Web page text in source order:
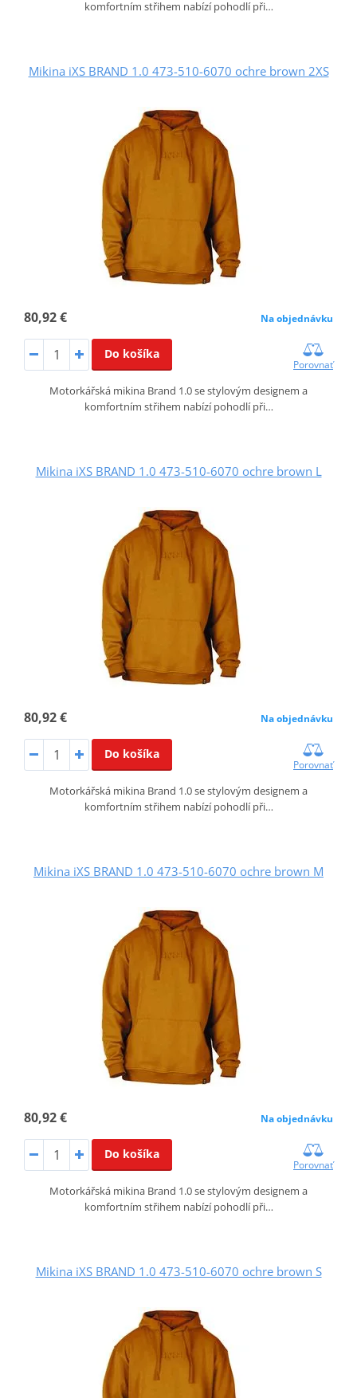
komfortním střihem nabízí pohodlí při…
Mikina iXS BRAND 1.0 473-510-6070 ochre brown 2XS
80,92 € Na objednávku
Do košíka
Porovnať
Motorkářská mikina Brand 1.0 se stylovým designem a
komfortním střihem nabízí pohodlí při…
Mikina iXS BRAND 1.0 473-510-6070 ochre brown L
80,92 € Na objednávku
Do košíka
Porovnať
Motorkářská mikina Brand 1.0 se stylovým designem a
komfortním střihem nabízí pohodlí při…
Mikina iXS BRAND 1.0 473-510-6070 ochre brown M
80,92 € Na objednávku
Do košíka
Porovnať
Motorkářská mikina Brand 1.0 se stylovým designem a
komfortním střihem nabízí pohodlí při…
Mikina iXS BRAND 1.0 473-510-6070 ochre brown S